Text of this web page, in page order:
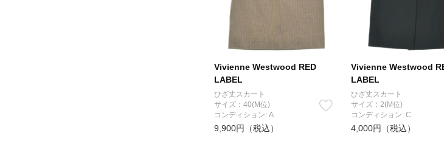
Vivienne Westwood RED
LABEL
ひざ丈スカート
サイズ：40(M位)
コンディション: A
9,900円（税込）
Vivienne Westwood
LABEL
ひざ丈スカート
サイズ：2(M位)
コンディション: C
4,000円（税込）